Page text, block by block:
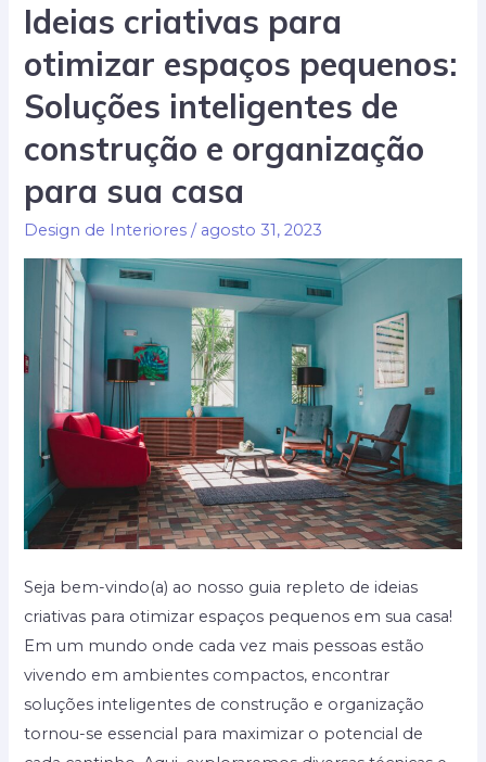
de
decoração
para
casas
modernas:
se
e
transforme
seu
lar
Ideias criativas para
otimizar espaços pequenos:
Soluções inteligentes de
construção e organização
para sua casa
Design de Interiores / agosto 31, 2023
Seja bem-vindo(a) ao nosso guia repleto de ideias
criativas para otimizar espaços pequenos em sua casa!
Em um mundo onde cada vez mais pessoas estão
vivendo em ambientes compactos, encontrar
soluções inteligentes de construção e organização
tornou-se essencial para maximizar o potencial de